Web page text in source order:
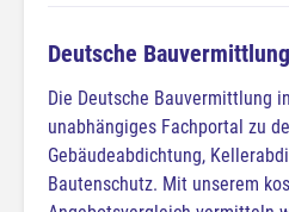
Deutsche Bauvermittlung
Die Deutsche Bauvermittlung
unabhängiges Fachportal zu
Gebäudeabdichtung,
Bautenschutz. Mit unserem